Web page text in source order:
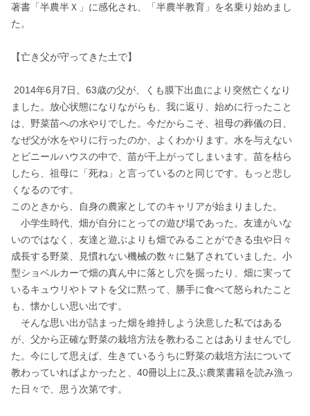
著書「半農半Ｘ」に感化され、「半農半教育」を名乗り始めまし
た。
【亡き父が守ってきた土で】
ました。放心状態になりながらも、我に返り、始めに行ったこと
は、野菜苗への水やりでした。今だからこそ、祖母の葬儀の日、
なぜ父が水をやりに行ったのか、よくわかります。水を与えない
とビニールハウスの中で、苗が干上がってしまいます。苗を枯ら
したら、祖母に「死ね」と言っているのと同じです。もっと悲し
くなるのです。
このときから、自身の農家としてのキャリアが始まりました。
小学生時代、畑が自分にとっての遊び場であった。友達がいな
いのではなく、友達と遊ぶよりも畑でみることができる虫や日々
成長する野菜、見慣れない機械の数々に魅了されていました。小
型ショベルカーで畑の真ん中に落とし穴を掘ったり、畑に実って
いるキュウリやトマトを父に黙って、勝手に食べて怒られたこと
も、懐かしい思い出です。
そんな思い出が詰まった畑を維持しよう決意した私ではある
が、父から正確な野菜の栽培方法を教わることはありませんでし
た。今にして思えば、生きているうちに野菜の栽培方法について
教わっていればよかったと、40冊以上に及ぶ農業書籍を読み漁っ
た日々で、思う次第です。